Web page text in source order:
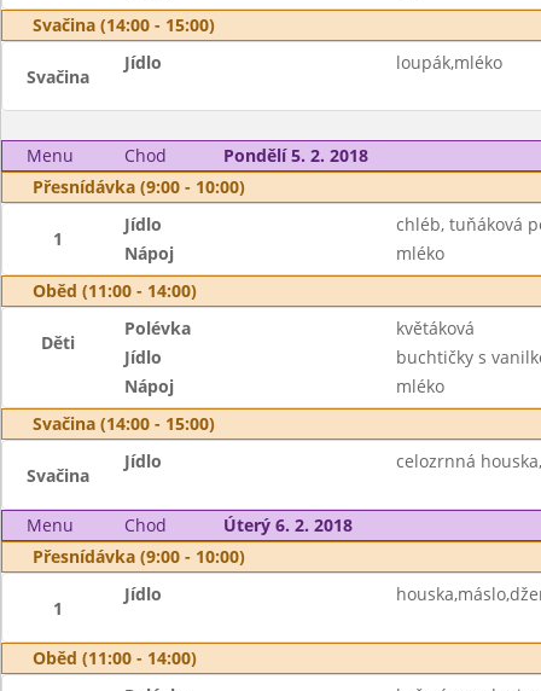
Svačina (14:00 - 15:00)
Svačina
Jídlo loupák,mléko
Menu Chod
Pondělí 5. 2. 2018
Přesnídávka (9:00 - 10:00)
1
Jídlo
chléb, tuňáková
Nápoj
mléko
Oběd (11:00 - 14:00)
Děti
Polévka
květáková
Jídlo
buchtičky s
Nápoj
mléko
Svačina (14:00 - 15:00)
Svačina
Jídlo celozrnná
Menu Chod
Úterý 6. 2. 2018
Přesnídávka (9:00 - 10:00)
1
Jídlo
Oběd (11:00 - 14:00)